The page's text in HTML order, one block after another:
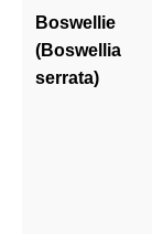
Boswellie
(Boswellia
serrata)